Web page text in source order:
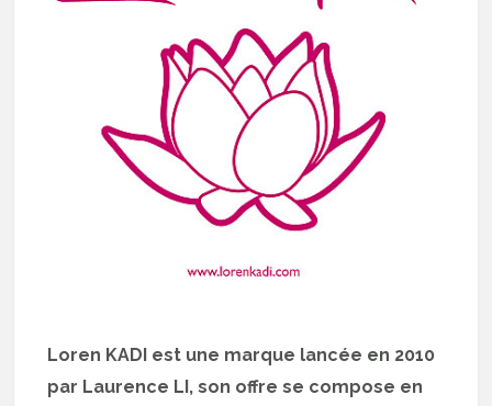
Loren KADI est une marque lancée en 2010
par Laurence LI, son offre se compose en